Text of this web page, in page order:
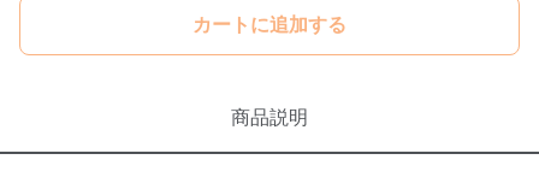
カートに追加する
商品説明